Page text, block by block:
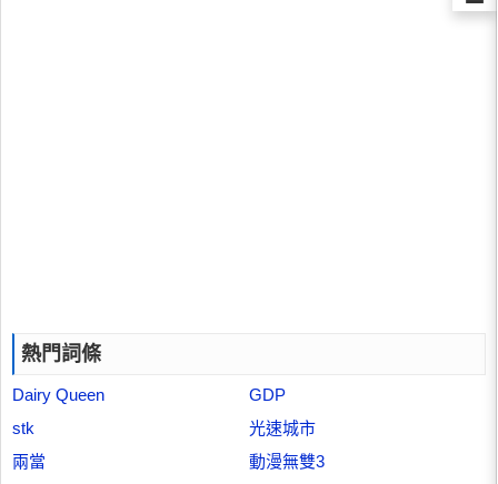
熱門詞條
Dairy Queen
GDP
stk
光速城市
兩當
動漫無雙3